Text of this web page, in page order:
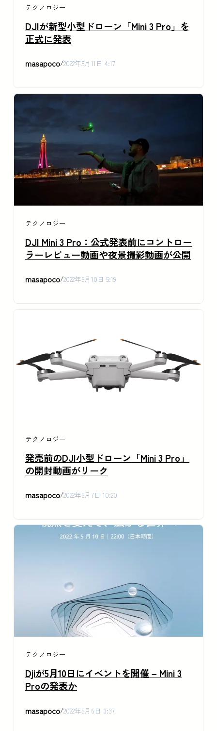
テクノロジー
DJIが新型小型ドローン「Mini 3 Pro」を
正式に発表
masapoco/2022年5月11日 4:17
テクノロジー
DJI Mini 3 Pro：公式発表前にコントロー
ラーレビュー動画や夜景撮影動画が公開
masapoco/2022年5月10日 5:19
テクノロジー
発売前のDJI小型ドローン「Mini 3 Pro」
の開封動画がリーク
masapoco/2022年5月7日 10:20
テクノロジー
Djiが5月10日にイベントを開催 – Mini 3
Proの発表か
masapoco/2022年5月6日 3:37